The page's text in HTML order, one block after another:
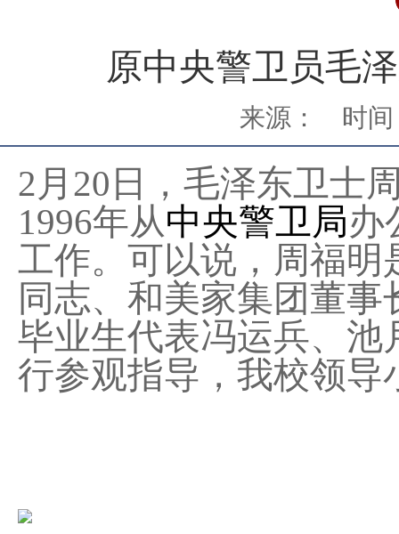
原中央警卫员毛
来源： 时
2月 20 日，毛泽东卫士
1996年从中央警卫局办
工作。可以说，周福
同志、和美家集团董事
毕业生代表冯运兵、
行参观指导， 我校领导